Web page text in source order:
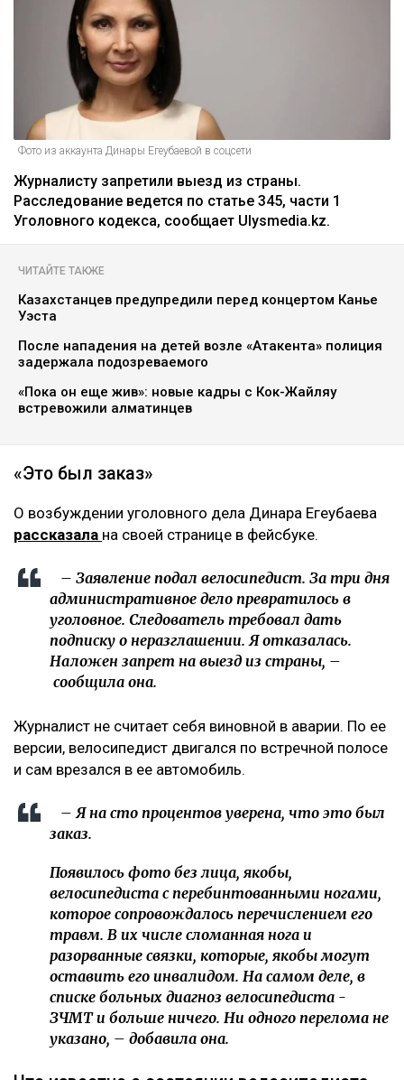
Фото из аккаунта Динары Егеубаевой в соцсети
Журналисту запретили выезд из страны.
Расследование ведется по статье 345, части 1
Уголовного кодекса, сообщает Ulysmedia.kz.
ЧИТАЙТЕ ТАКЖЕ
Казахстанцев предупредили перед концертом Канье
Уэста
После нападения на детей возле «Атакента» полиция
задержала подозреваемого
«Пока он еще жив»: новые кадры с Кок-Жайляу
встревожили алматинцев
«Это был заказ»
О возбуждении уголовного дела Динара Егеубаева
рассказала на своей странице в фейсбуке.
– Заявление подал велосипедист. За три дня
административное дело превратилось в
уголовное. Следователь требовал дать
подписку о неразглашении. Я отказалась.
Наложен запрет на выезд из страны, –
сообщила она.
Журналист не считает себя виновной в аварии. По ее
версии, велосипедист двигался по встречной полосе
и сам врезался в ее автомобиль.
– Я на сто процентов уверена, что это был
заказ.
Появилось фото без лица, якобы,
велосипедиста с перебинтованными ногами,
которое сопровождалось перечислением его
травм. В их числе сломанная нога и
разорванные связки, которые, якобы могут
оставить его инвалидом. На самом деле, в
списке больных диагноз велосипедиста -
ЗЧМТ и больше ничего. Ни одного перелома не
указано, – добавила она.